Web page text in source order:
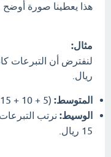
هذا يعطينا صورة أوضح
مثال:
ريال.
المتوسط: (5 + 10 + 15 + 20 + 500) / 5 = 110 ريال.
الوسيط: نرتب التبرعات: 5،
15 ريال.